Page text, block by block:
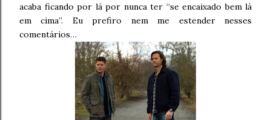
acaba ficando por lá por nunca ter “se encaixado bem lá
em cima”. Eu prefiro nem me estender nesses
comentários…